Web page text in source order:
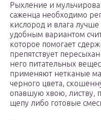
Рыхление и
саженца необходимо
кислород и влага
удобным вариантом
которое помогает
препятствует
него питательных
применяют нетканые
черного цвета,
опавшую хвою, листву,
щепу либо готовые